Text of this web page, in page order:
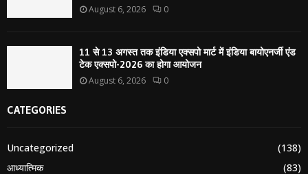
August 6, 2026 0
11 से 13 अगस्त तक इंडिया एक्सपो मार्ट में इंडिया बायोएनर्जी एंड
टेक एक्सपो-2026 का होगा आयोजन
August 6, 2026 0
CATEGORIES
Uncategorized
(138)
आध्यात्मिक
(83)